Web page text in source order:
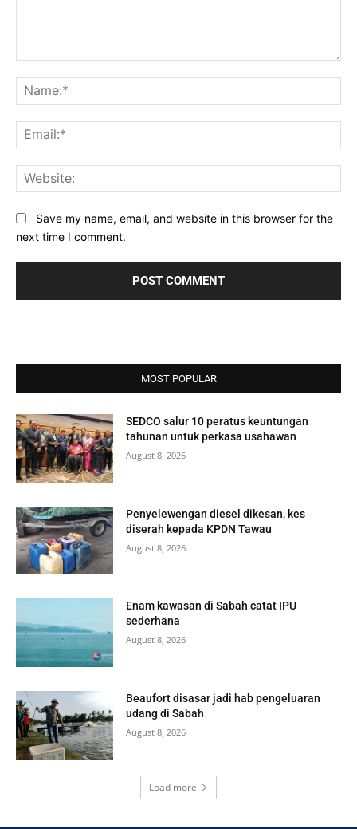
Save my name, email, and website in this browser for the
next time I comment.
MOST POPULAR
SEDCO salur 10 peratus keuntungan
tahunan untuk perkasa usahawan
August 8, 2026
Penyelewengan diesel dikesan, kes
diserah kepada KPDN Tawau
August 8, 2026
Enam kawasan di Sabah catat IPU
sederhana
August 8, 2026
Beaufort disasar jadi hab pengeluaran
udang di Sabah
August 8, 2026
Load more